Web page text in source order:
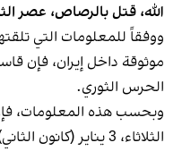
الله، قتل بالرصاص، عصر
ووفقاً للمعلومات التي
موثوقة داخل إيران، فإن
الحرس الثوري.
وبحسب هذه المعلومات،
الثلاثاء، 3 يناير